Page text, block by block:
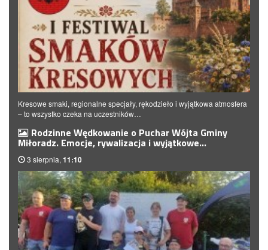
Kresowe smaki, regionalne specjały, rękodzieło i wyjątkowa atmosfera
– to wszystko czeka na uczestników…
Rodzinne Wędkowanie o Puchar Wójta Gminy
Miłoradz. Emocje, rywalizacja i wyjątkowe…
3 sierpnia, 11:10